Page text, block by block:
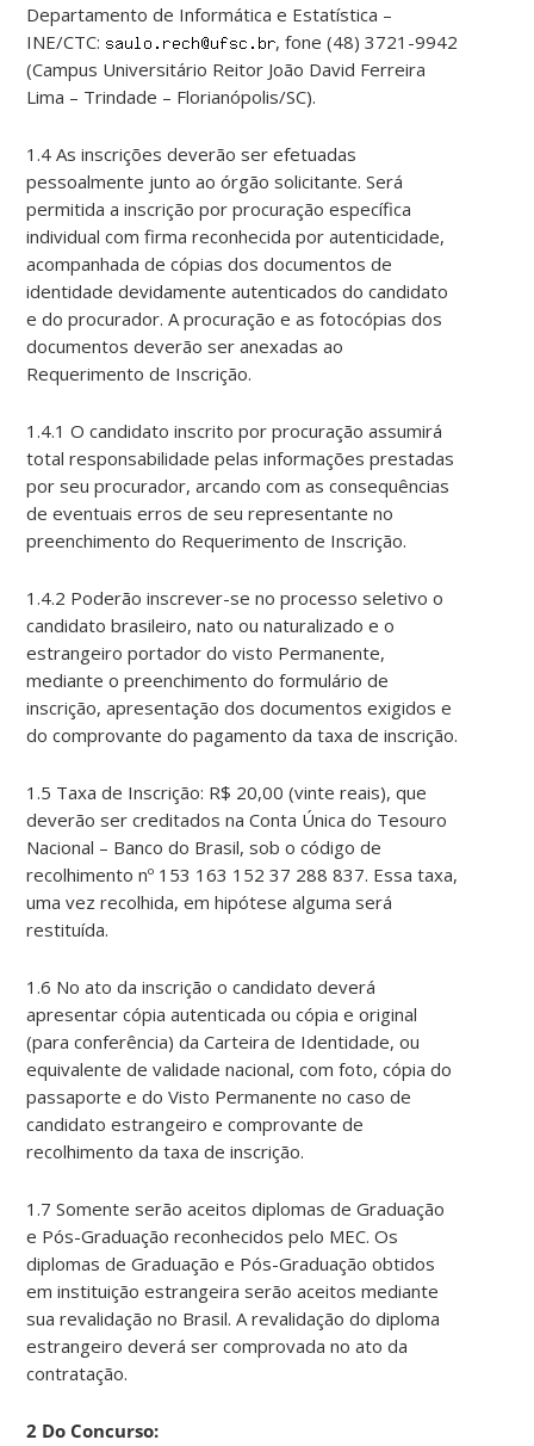
Departamento de Informática e Estatística –
INE/CTC:
, fone (48) 3721-9942
(Campus Universitário Reitor João David Ferreira
Lima – Trindade – Florianópolis/SC).
1.4 As inscrições deverão ser efetuadas
pessoalmente junto ao órgão solicitante. Será
permitida a inscrição por procuração específica
individual com firma reconhecida por autenticidade,
acompanhada de cópias dos documentos de
identidade devidamente autenticados do candidato
e do procurador. A procuração e as fotocópias dos
documentos deverão ser anexadas ao
Requerimento de Inscrição.
1.4.1 O candidato inscrito por procuração assumirá
total responsabilidade pelas informações prestadas
por seu procurador, arcando com as consequências
de eventuais erros de seu representante no
preenchimento do Requerimento de Inscrição.
1.4.2 Poderão inscrever-se no processo seletivo o
candidato brasileiro, nato ou naturalizado e o
estrangeiro portador do visto Permanente,
mediante o preenchimento do formulário de
inscrição, apresentação dos documentos exigidos e
do comprovante do pagamento da taxa de inscrição.
1.5 Taxa de Inscrição: R$ 20,00 (vinte reais), que
deverão ser creditados na Conta Única do Tesouro
Nacional – Banco do Brasil, sob o código de
recolhimento nº 153 163 152 37 288 837. Essa taxa,
uma vez recolhida, em hipótese alguma será
restituída.
1.6 No ato da inscrição o candidato deverá
apresentar cópia autenticada ou cópia e original
(para conferência) da Carteira de Identidade, ou
equivalente de validade nacional, com foto, cópia do
passaporte e do Visto Permanente no caso de
candidato estrangeiro e comprovante de
recolhimento da taxa de inscrição.
1.7 Somente serão aceitos diplomas de Graduação
e Pós-Graduação reconhecidos pelo MEC. Os
diplomas de Graduação e Pós-Graduação obtidos
em instituição estrangeira serão aceitos mediante
sua revalidação no Brasil. A revalidação do diploma
estrangeiro deverá ser comprovada no ato da
contratação.
2 Do Concurso: